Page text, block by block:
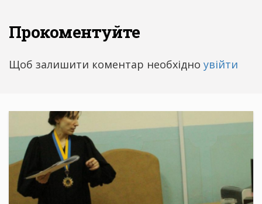
Прокоментуйте
Щоб залишити коментар необхідно увійти